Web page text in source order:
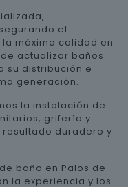
el
máxima calidad en
actualizar baños
su distribución e
generación.
la instalación de
grifería y
duradero y
baño en Palos de
la experiencia y los